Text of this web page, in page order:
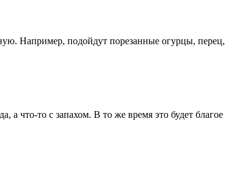
Например, подойдут порезанные огурцы, перец,
а что-то с запахом. В то же время это будет благое